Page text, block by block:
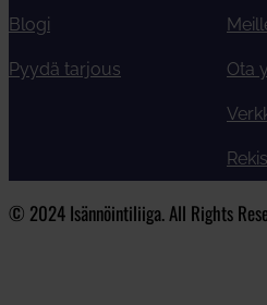
Blogi
Pyydä tarjous Ota
© 2024 Isännöintiliiga. All Rights